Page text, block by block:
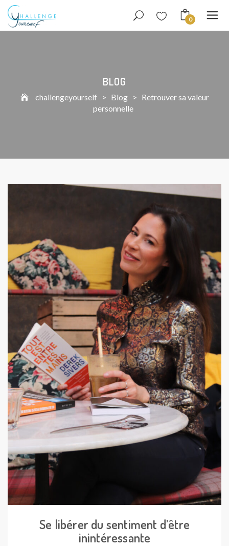
0
BLOG
challengeyourself > Blog > Retrouver sa valeur
personnelle
Se libérer du sentiment d’être
inintéressante